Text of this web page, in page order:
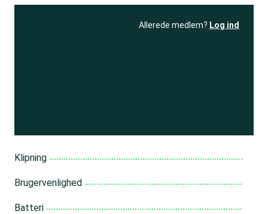
Allerede medlem? Log ind
Klipning
Brugervenlighed
Batteri